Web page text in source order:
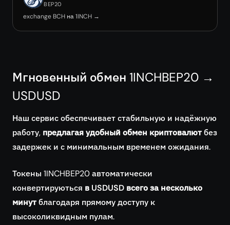
BEP20
exchange BCH на 1INCH →
Мгновенный обмен 1INCHBEP20 →
USDUSD
Наш сервис обеспечивает стабильную и надёжную
работу, предлагая удобный обмен криптовалютбез
задержек и с минимальным временем ожидания.
Токены 1INCHBEP20 автоматически
конвертируються в USDUSD всего за несколько
минутблагодаря прямому доступу к
высоколиквидным пулам.